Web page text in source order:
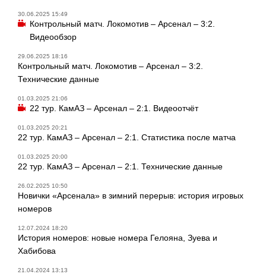
30.06.2025 15:49
Контрольный матч. Локомотив – Арсенал – 3:2.
Видеообзор
29.06.2025 18:16
Контрольный матч. Локомотив – Арсенал – 3:2.
Технические данные
01.03.2025 21:06
22 тур. КамАЗ – Арсенал – 2:1. Видеоотчёт
01.03.2025 20:21
22 тур. КамАЗ – Арсенал – 2:1. Статистика после матча
01.03.2025 20:00
22 тур. КамАЗ – Арсенал – 2:1. Технические данные
26.02.2025 10:50
Новички «Арсенала» в зимний перерыв: история игровых
номеров
12.07.2024 18:20
История номеров: новые номера Гелояна, Зуева и
Хабибова
21.04.2024 13:13